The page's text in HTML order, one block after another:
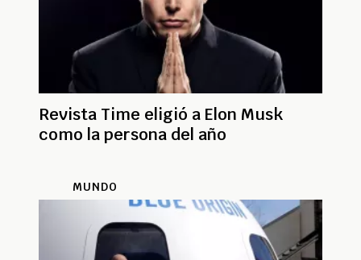
Revista Time eligió a Elon Musk
como la persona del año
MUNDO